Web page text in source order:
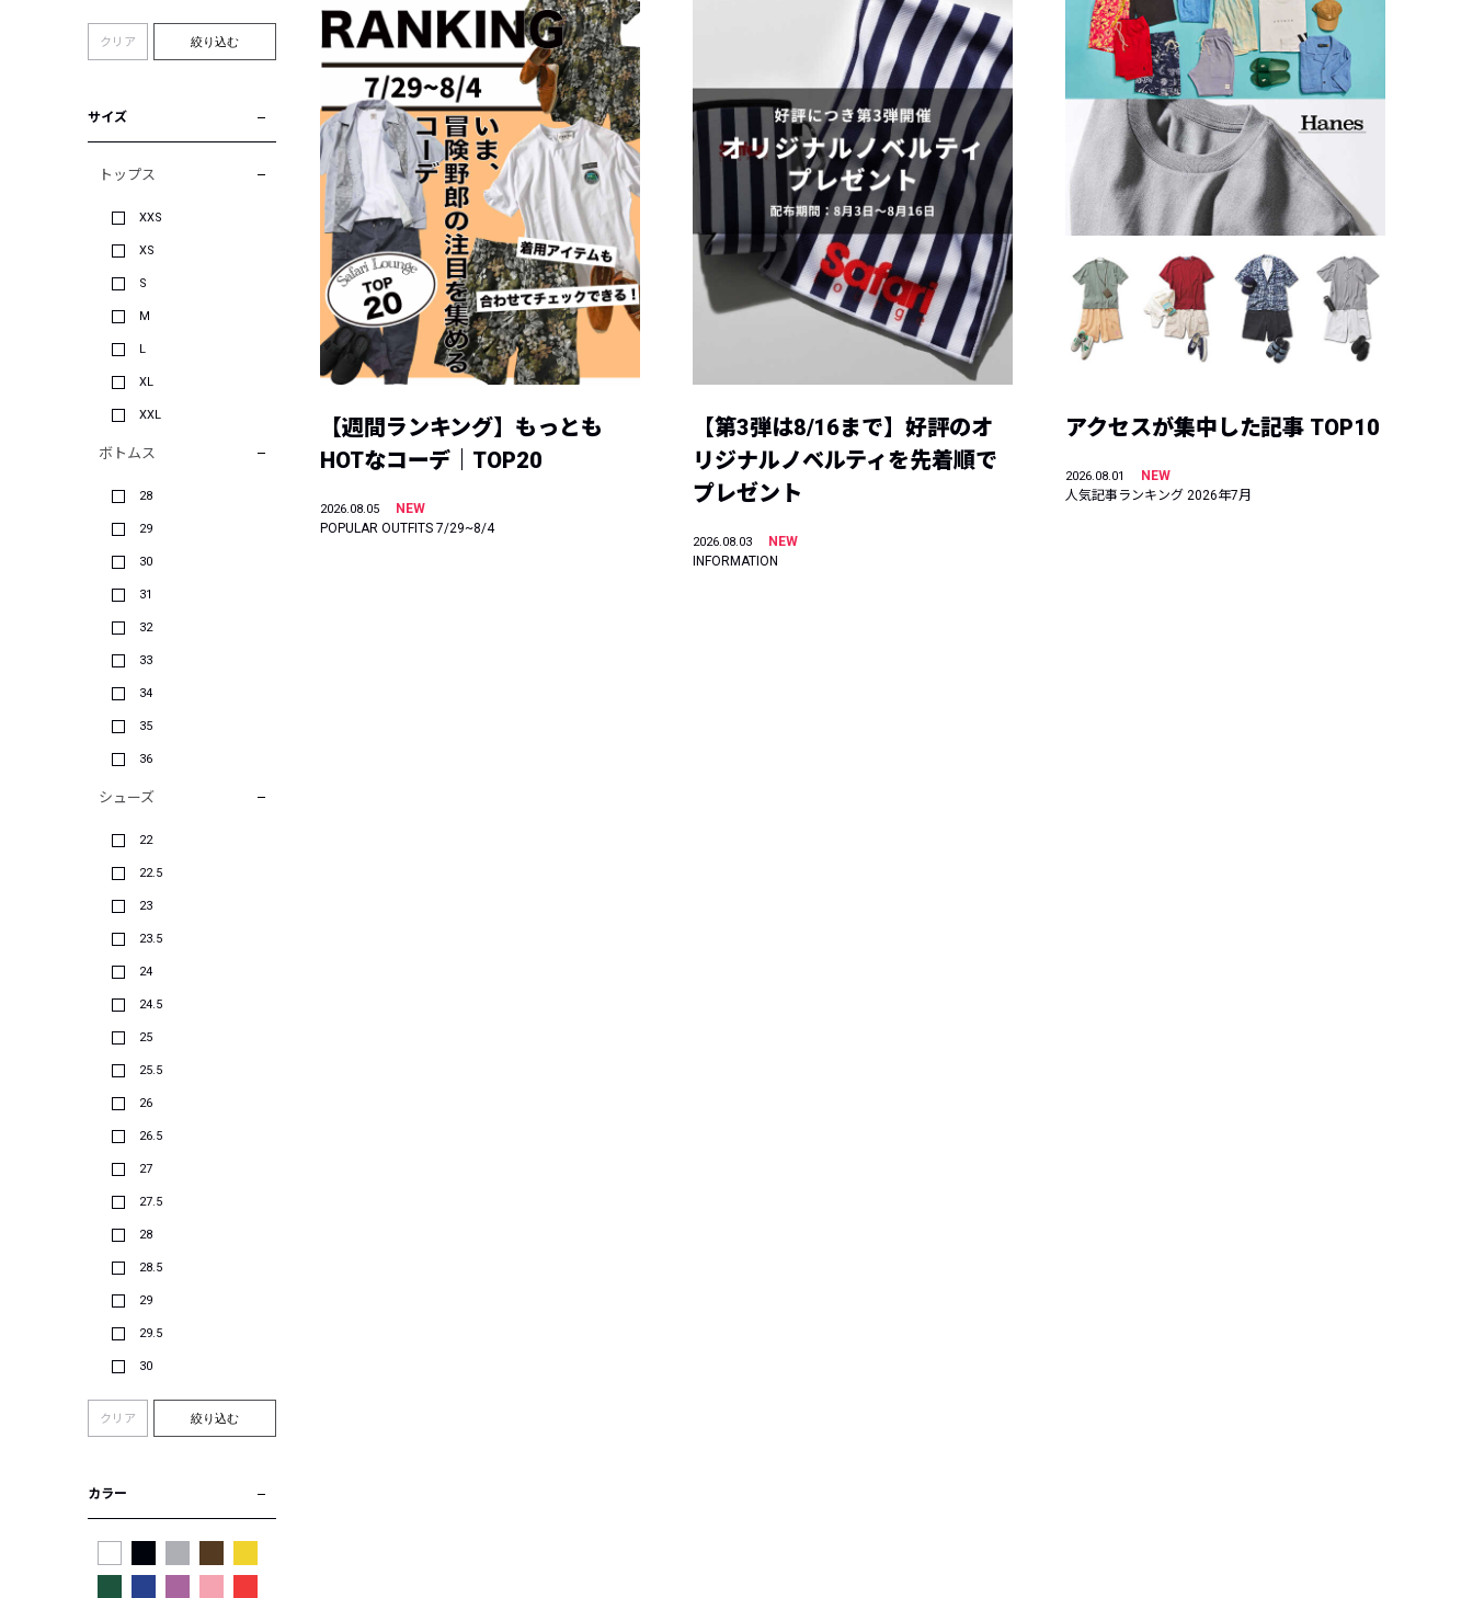
クリア 絞り込む
サイズ
トップス
XXS
XS
S
M
L
XL
XXL
ボトムス
28
29
30
31
32
33
34
35
36
シューズ
22
22.5
23
23.5
24
24.5
25
25.5
26
26.5
27
27.5
28
28.5
29
29.5
30
クリア 絞り込む
カラー
【週間ランキング】もっとも
HOTなコーデ｜TOP20
2026.08.05
NEW
POPULAR OUTFITS 7/29~8/4
【第3弾は8/16まで】好評のオ
リジナルノベルティを先着順で
プレゼント
2026.08.03
NEW
INFORMATION
アクセスが集中した記事 TOP10
2026.08.01
NEW
人気記事ランキング 2026年7月